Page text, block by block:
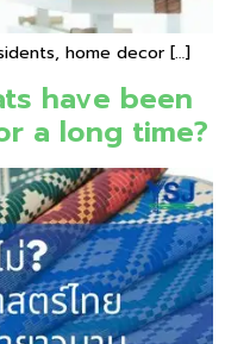
home decor […]
have been
a long time?